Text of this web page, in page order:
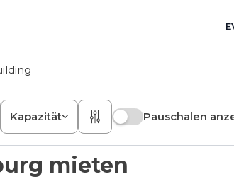
Kapazität Pauschalen
mieten